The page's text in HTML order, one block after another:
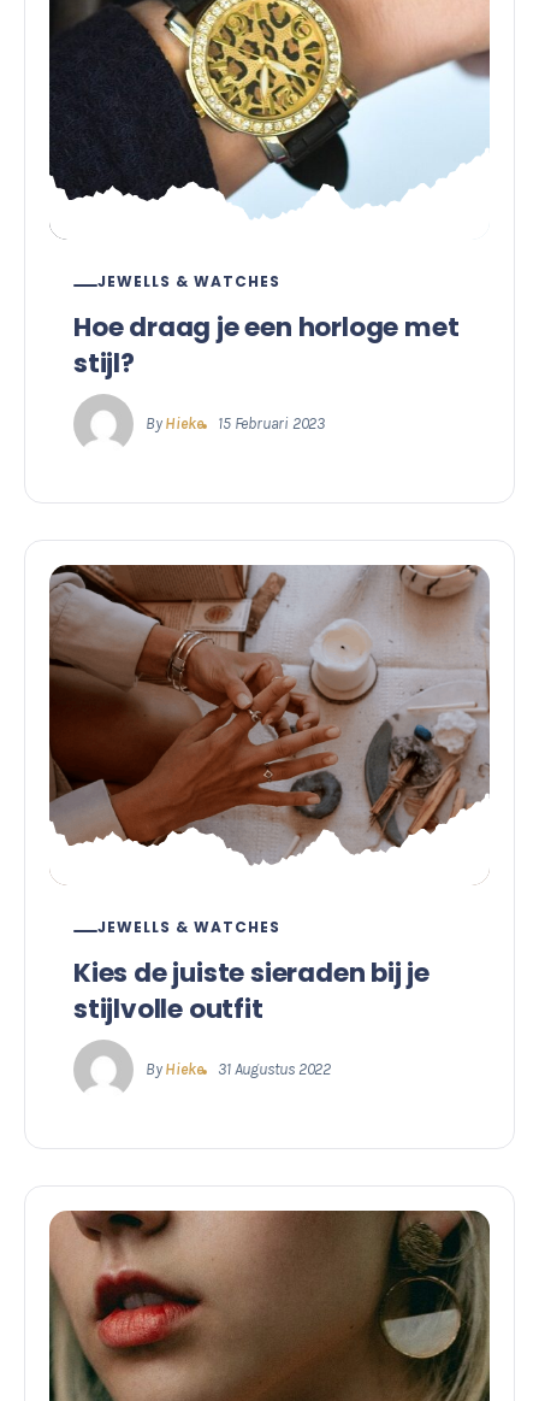
JEWELLS & WATCHES
Hoe draag je een horloge met
stijl?
By Hieke 15 Februari 2023
JEWELLS & WATCHES
Kies de juiste sieraden bij je
stijlvolle outfit
By Hieke 31 Augustus 2022